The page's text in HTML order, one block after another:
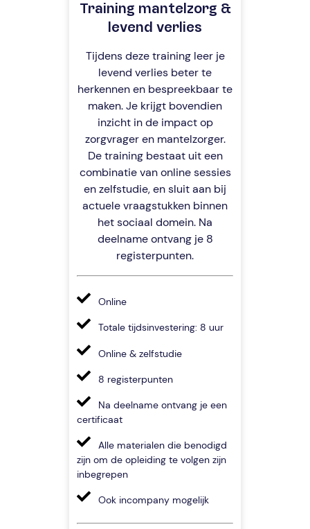
Training mantelzorg &
levend verlies
Tijdens deze training leer je
levend verlies beter te
herkennen en bespreekbaar te
maken. Je krijgt bovendien
inzicht in de impact op
zorgvrager en mantelzorger.
De training bestaat uit een
combinatie van online sessies
en zelfstudie, en sluit aan bij
actuele vraagstukken binnen
het sociaal domein. Na
deelname ontvang je 8
registerpunten.
Online
Totale tijdsinvestering: 8 uur
Online & zelfstudie
8 registerpunten
Na deelname ontvang je een
certificaat
Alle materialen die benodigd
zijn om de opleiding te volgen zijn
inbegrepen
Ook incompany mogelijk